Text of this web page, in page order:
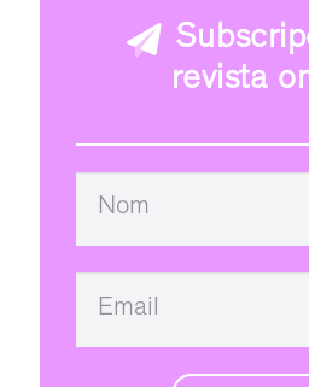
revista